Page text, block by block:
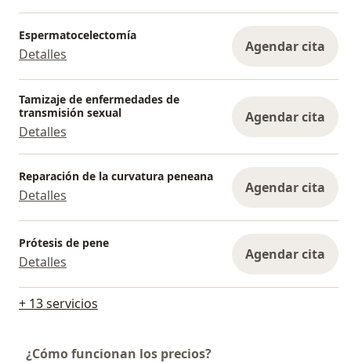
Espermatocelectomía
Detalles Agendar cita
Tamizaje de enfermedades de
transmisión sexual
Detalles
Agendar cita
Reparación de la curvatura peneana
Detalles Agendar cita
Prótesis de pene
Detalles Agendar cita
+ 13 servicios
¿Cómo funcionan los precios?